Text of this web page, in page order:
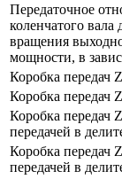
Передаточное
коленчатого вала
вращения
мощности, в
Коробка передач
Коробка передач
Коробка передач
передачей в
Коробка передач
передачей в